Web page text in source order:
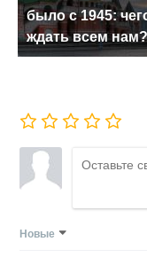
было с 1945:
ждать всем нам?
Новые